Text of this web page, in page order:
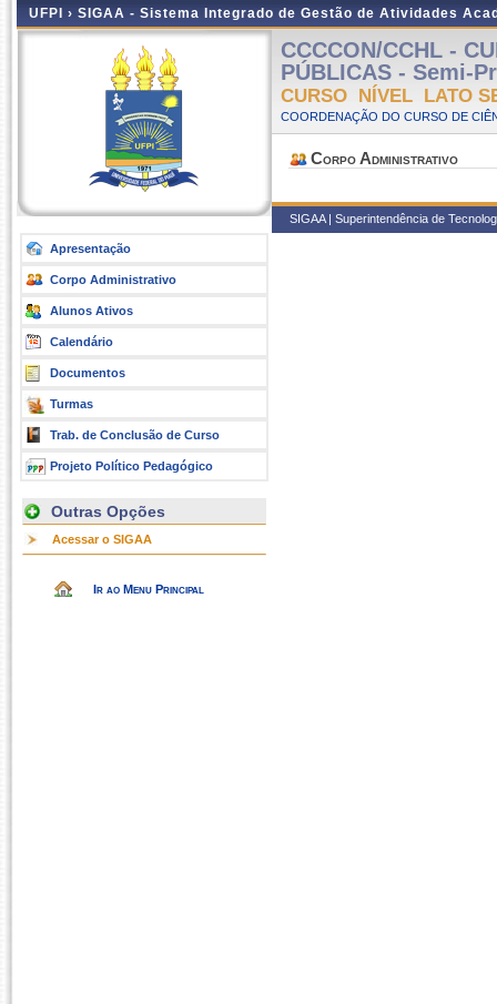
UFPI › SIGAA - Sistema Integrado de Gestão de Atividades
Apresentação
Corpo Administrativo
Alunos Ativos
Calendário
Documentos
Turmas
Trab. de Conclusão de Curso
Projeto Político Pedagógico
Outras Opções
Acessar o SIGAA
Ir ao Menu Principal
CCCCON/CCHL -
PÚBLICAS - Semi-
CURSO NÍVEL LATO
COORDENAÇÃO DO CURSO DE
Corpo Administrativo
SIGAA | Superintendência de